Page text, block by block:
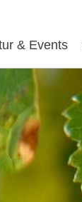
& Events